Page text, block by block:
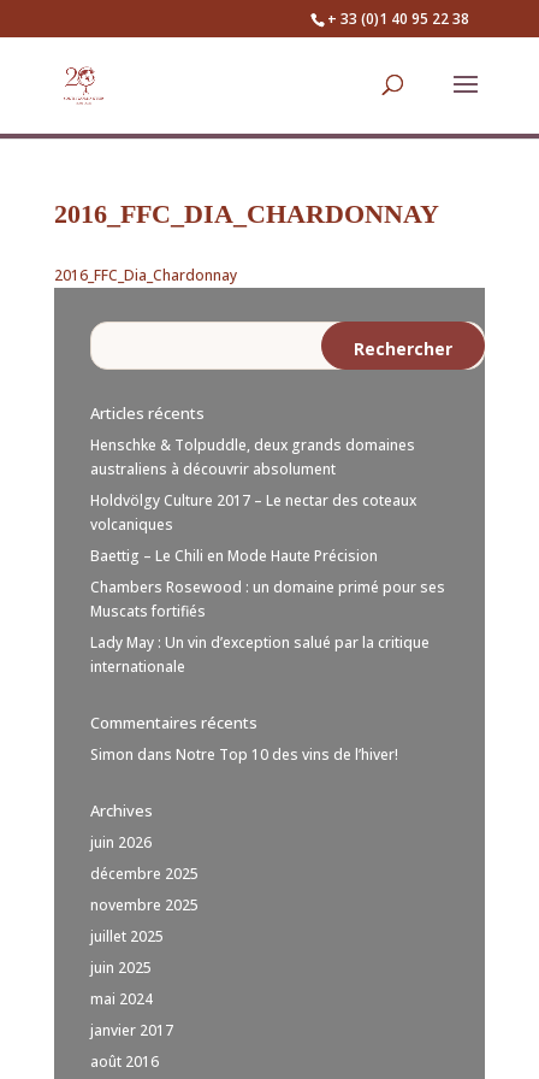
+ 33 (0)1 40 95 22 38
2016_FFC_DIA_CHARDONNAY
2016_FFC_Dia_Chardonnay
Articles récents
Henschke & Tolpuddle, deux grands domaines
australiens à découvrir absolument
Holdvölgy Culture 2017 – Le nectar des coteaux
volcaniques
Baettig – Le Chili en Mode Haute Précision
Chambers Rosewood : un domaine primé pour ses
Muscats fortifiés
Lady May : Un vin d’exception salué par la critique
internationale
Commentaires récents
Simon dans Notre Top 10 des vins de l’hiver!
Archives
juin 2026
décembre 2025
novembre 2025
juillet 2025
juin 2025
mai 2024
janvier 2017
août 2016